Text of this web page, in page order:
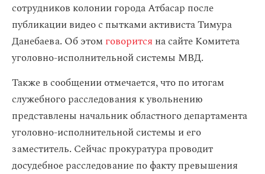
сотрудников колонии города Атбасар после
публикации видео с пытками активиста Тимура
Данебаева. Об этом говорится на сайте Комитета
уголовно-исполнительной системы МВД.
Также в сообщении отмечается, что по итогам
служебного расследования к увольнению
представлены начальник областного департамента
уголовно-исполнительной системы и его
заместитель. Сейчас прокуратура проводит
досудебное расследование по факту превышения